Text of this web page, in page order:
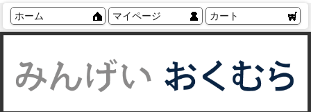
ホーム マイページ カート